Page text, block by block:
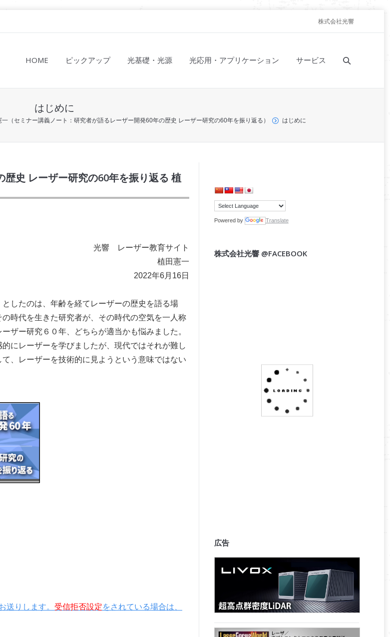
株式会社光響
HOME ピックアップ 光基礎・光源 光応用・アプリケーション サービス
はじめに
（セミナー講義ノート：研究者が語るレーザー開発60年の歴史 レーザー研究の60年を振り返る） はじめに
史 レーザー研究の60年を振り返る 植
光響 レーザー教育サイト
植田憲一
2022年6月16日
したのは、年齢を経てレーザーの歴史を語る場
時代を生きた研究者が、その時代の空気を一人称
ザー研究６０年、どちらが適当かも悩みました。
にレーザーを学びましたが、現代ではそれが難し
、レーザーを技術的に見ようという意味ではない
送りします。 受信拒否設定をされている場合は、
Powered by Translate
株式会社光響 @FACEBOOK
広告